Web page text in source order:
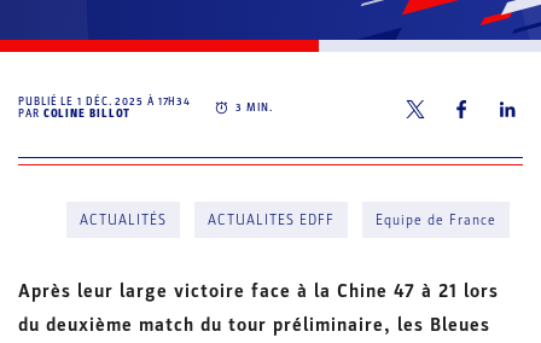
PUBLIÉ LE1 DÉC. 2025 À 17H34
PAR COLINE BILLOT 3 MIN.
ACTUALITÉS ACTUALITES EDFF Equipe de France
Après leur large victoire face à la Chine 47 à 21 lors
du deuxième match du tour préliminaire, les Bleues